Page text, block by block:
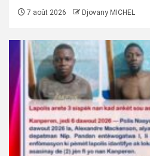
7 août 2026 Djovany MICHEL